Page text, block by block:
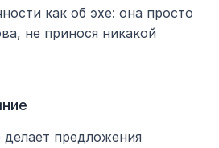
как об эхе: она просто
не принося никакой
предложения